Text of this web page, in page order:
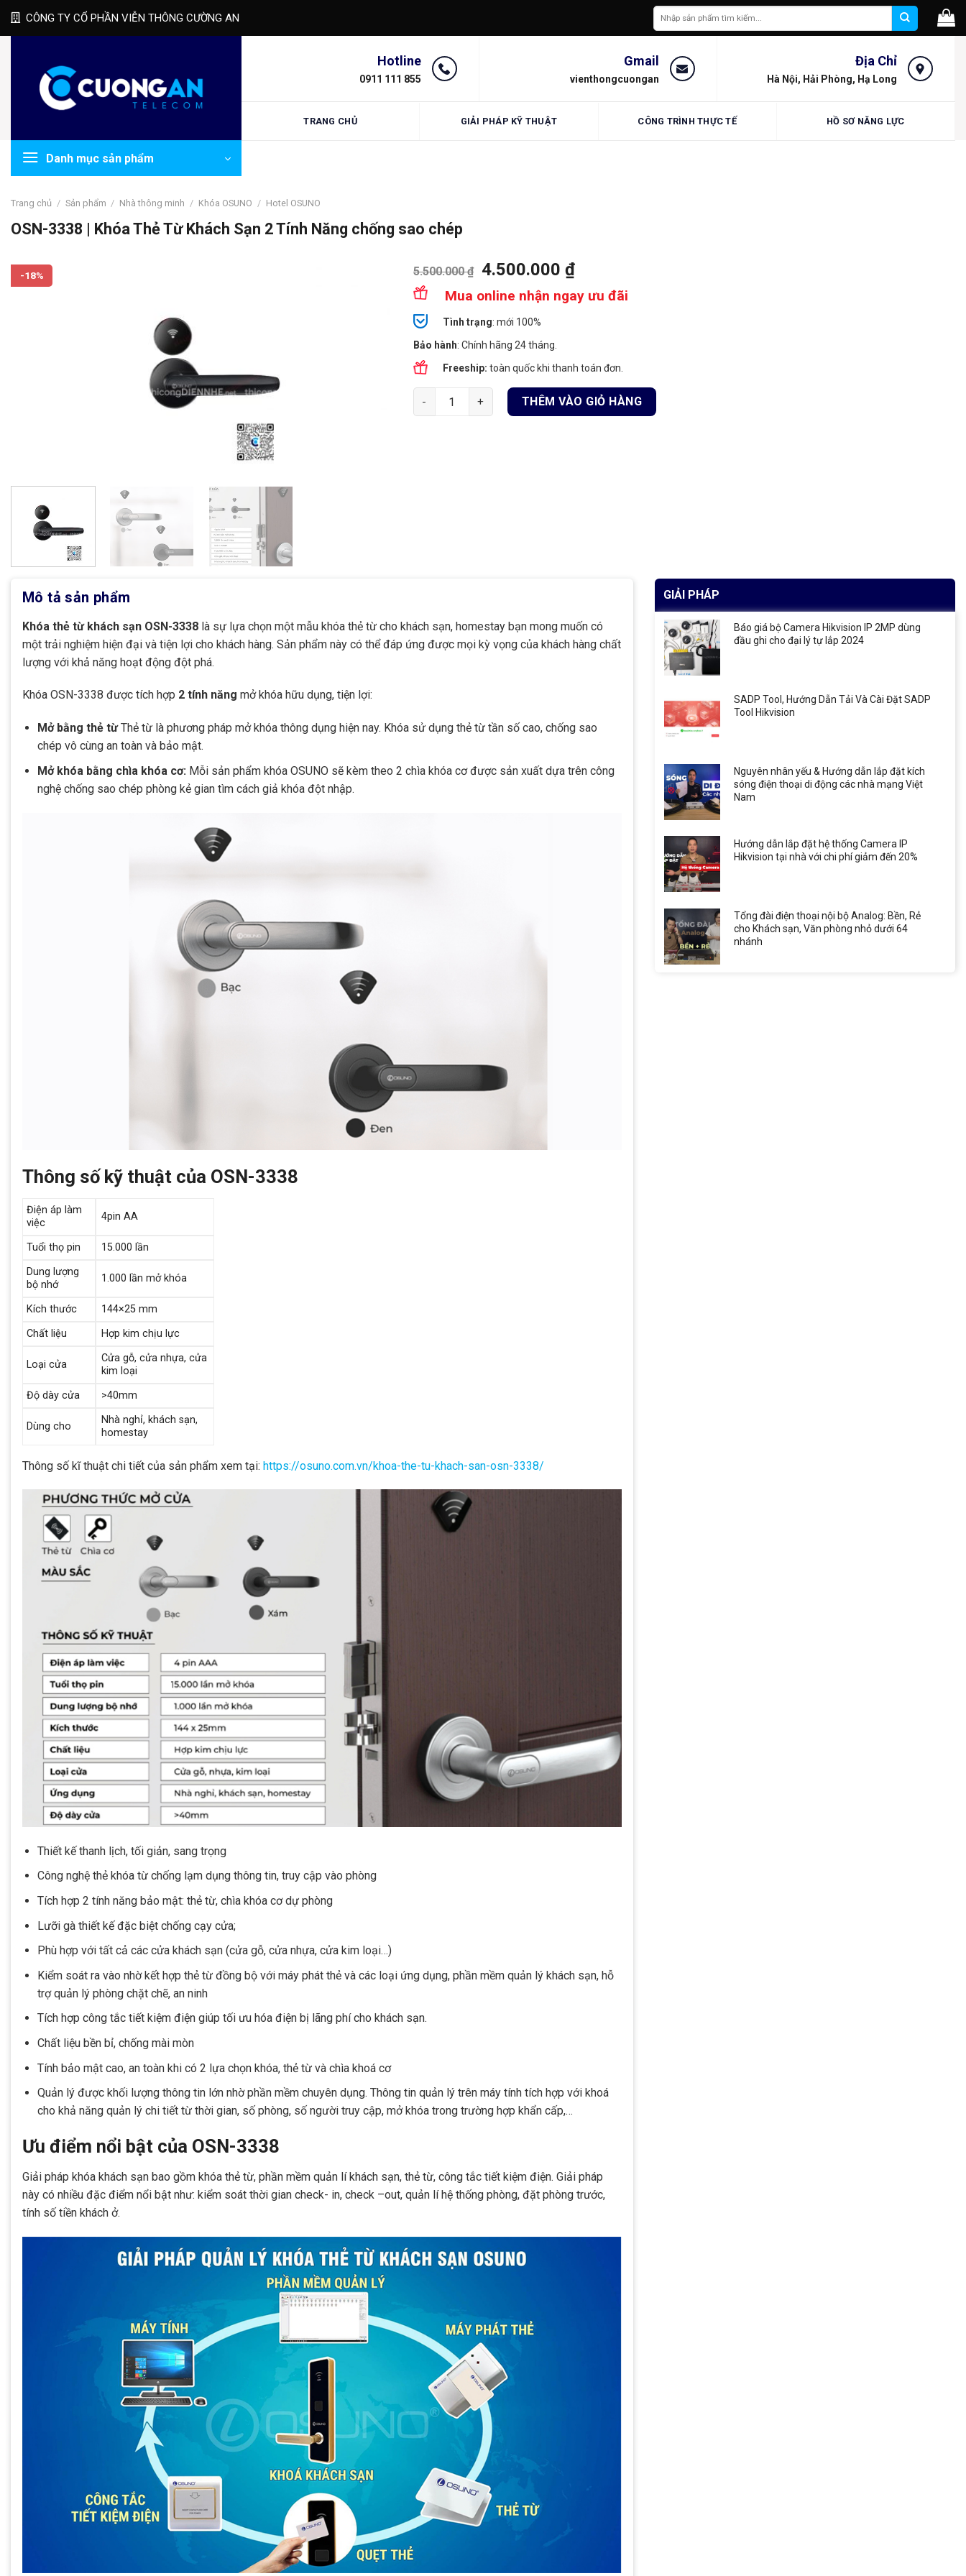
Skip
CÔNG TY CỔ PHẦN VIỄN THÔNG CƯỜNG AN
Tìm
kiếm:
Hotline
0911 111 855
Gmail
vienthongcuongan
Địa Chỉ
Hà Nội, Hải Phòng, Hạ Long
TRANG CHỦ GIẢI PHÁP KỸ THUẬT CÔNG TRÌNH THỰC TẾ HỒ SƠ NĂNG LỰC
Danh mục sản phẩm
Trang chủ / Sản phẩm / Nhà thông minh / Khóa OSUNO / Hotel OSUNO
OSN-3338 | Khóa Thẻ Từ Khách Sạn 2 Tính Năng chống sao chép
-18% 5.500.000₫ 4.500.000₫
Mua online nhận ngay ưu đãi
Tình trạng: mới 100%
Bảo hành: Chính hãng 24 tháng.
Freeship: toàn quốc khi thanh toán đơn.
OSN-3338 | Khóa Thẻ Từ Khách Sạn 2 Tính Năng chống sao chép số lượng
THÊM VÀO GIỎ HÀNG
Mô tả sản phẩm
Khóa thẻ từ khách sạn OSN-3338 là sự lựa chọn một mẫu khóa thẻ từ cho khách sạn, homestay bạn mong muốn có
một trải nghiệm hiện đại và tiện lợi cho khách hàng. Sản phẩm này có thể đáp ứng được mọi kỳ vọng của khách hàng chất
lượng với khả năng hoạt động đột phá.
Khóa OSN-3338 được tích hợp 2 tính năng mở khóa hữu dụng, tiện lợi:
Mở bằng thẻ từThẻ từ là phương pháp mở khóa thông dụng hiện nay. Khóa sử dụng thẻ từ tần số cao, chống sao
chép vô cùng an toàn và bảo mật.
Mở khóa bằng chìa khóa cơ: Mỗi sản phẩm khóa OSUNO sẽ kèm theo 2 chìa khóa cơ được sản xuất dựa trên công
nghệ chống sao chép phòng kẻ gian tìm cách giả khóa đột nhập.
Thông số kỹ thuật của OSN-3338
Điện áp làm
việc
4pin AA
Tuổi thọ pin
15.000 lần
Dung lượng
bộ nhớ
1.000 lần mở khóa
Kích thước
144×25 mm
Chất liệu
Hợp kim chịu lực
Loại cửa
Cửa gỗ, cửa nhựa, cửa
kim loại
Độ dày cửa
>40mm
Dùng cho
Nhà nghỉ, khách sạn,
homestay
Thông số kĩ thuật chi tiết của sản phẩm xem tại: https://osuno.com.vn/khoa-the-tu-khach-san-osn-3338/
Thiết kế thanh lịch, tối giản, sang trọng
Công nghệ thẻ khóa từ chống lạm dụng thông tin, truy cập vào phòng
Tích hợp 2 tính năng bảo mật: thẻ từ, chìa khóa cơ dự phòng
Lưỡi gà thiết kế đặc biệt chống cạy cửa;
Phù hợp với tất cả các cửa khách sạn (cửa gỗ, cửa nhựa, cửa kim loại…)
Kiểm soát ra vào nhờ kết hợp thẻ từ đồng bộ với máy phát thẻ và các loại ứng dụng, phần mềm quản lý khách sạn, hỗ
trợ quản lý phòng chặt chẽ, an ninh
Tích hợp công tắc tiết kiệm điện giúp tối ưu hóa điện bị lãng phí cho khách sạn.
Chất liệu bền bỉ, chống mài mòn
Tính bảo mật cao, an toàn khi có 2 lựa chọn khóa, thẻ từ và chìa khoá cơ
Quản lý được khối lượng thông tin lớn nhờ phần mềm chuyên dụng. Thông tin quản lý trên máy tính tích hợp với khoá
cho khả năng quản lý chi tiết từ thời gian, số phòng, số người truy cập, mở khóa trong trường hợp khẩn cấp,…
Ưu điểm nổi bật của OSN-3338
Giải pháp khóa khách sạn bao gồm khóa thẻ từ, phần mềm quản lí khách sạn, thẻ từ, công tắc tiết kiệm điện. Giải pháp
này có nhiều đặc điểm nổi bật như: kiểm soát thời gian check- in, check –out, quản lí hệ thống phòng, đặt phòng trước,
tính số tiền khách ở.
GIẢI PHÁP
Báo giá bộ Camera Hikvision IP 2MP dùng
đầu ghi cho đại lý tự lắp 2024
SADP Tool, Hướng Dẫn Tải Và Cài Đặt SADP
Tool Hikvision
Nguyên nhân yếu & Hướng dẫn lắp đặt kích
sóng điện thoại di động các nhà mạng Việt
Nam
Hướng dẫn lắp đặt hệ thống Camera IP
Hikvision tại nhà với chi phí giảm đến 20%
Tổng đài điện thoại nội bộ Analog: Bền, Rẻ
cho Khách sạn, Văn phòng nhỏ dưới 64
nhánh